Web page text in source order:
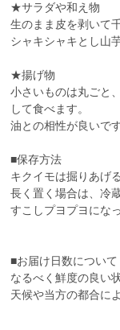
★サラダや和え物
生のまま皮を剥いて
シャキシャキとし山
★揚げ物
小さいものは丸ごと
して食べます。
油との相性が良いです
■保存方法
キクイモは掘りあげ
長く置く場合は、冷
すこしプヨプヨにな
■お届け日数について
なるべく鮮度の良い